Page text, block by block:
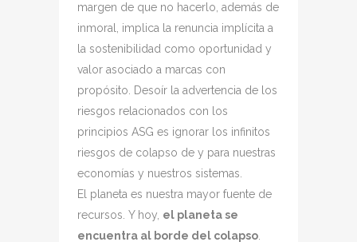
margen de que no hacerlo, además de
inmoral, implica la renuncia implícita a
la sostenibilidad como oportunidad y
valor asociado a marcas con
propósito. Desoír la advertencia de los
riesgos relacionados con los
principios ASG es ignorar los infinitos
riesgos de colapso de y para nuestras
economías y nuestros sistemas.
El planeta es nuestra mayor fuente de
recursos. Y hoy, el planeta se
encuentra al borde del colapso